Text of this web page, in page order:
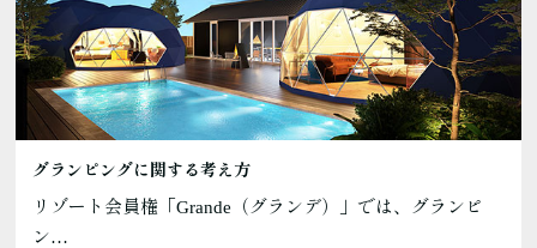
グランピングに関する考え方
リゾート会員権「Grande（グランデ）」では、グランピ
ン…